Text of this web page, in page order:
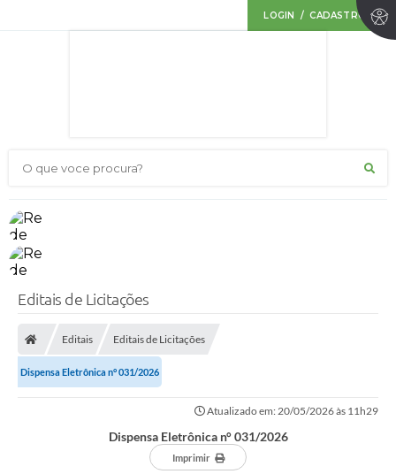
LOGIN / CADASTRO
O que voce procura?
Editais de Licitações
Editais Editais de Licitações
Dispensa Eletrônica n° 031/2026
Atualizado em: 20/05/2026 às 11h29
Dispensa Eletrônica n° 031/2026
Imprimir